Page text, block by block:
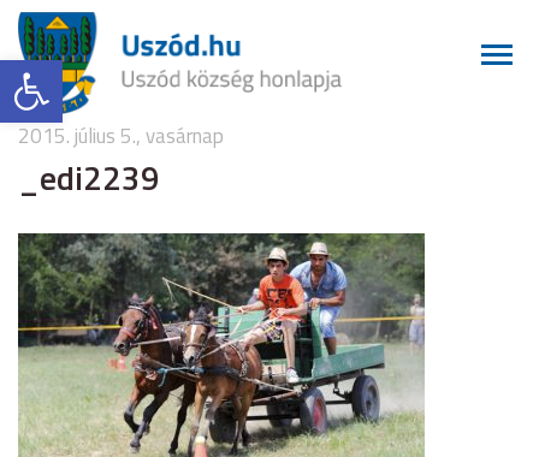
Eszköztár megnyitása
2015. július 5., vasárnap
_edi2239